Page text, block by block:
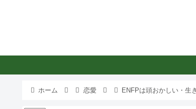
ホーム 恋愛 ENFPは頭おかしい・生